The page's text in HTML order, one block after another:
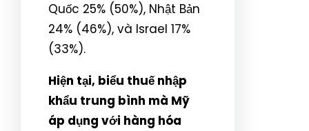
Quốc 25% (50%), Nhật Bản
24% (46%), và Israel 17%
(33%).
Hiện tại, biểu thuế nhập
khẩu trung bình mà Mỹ
áp dụng với hàng hóa